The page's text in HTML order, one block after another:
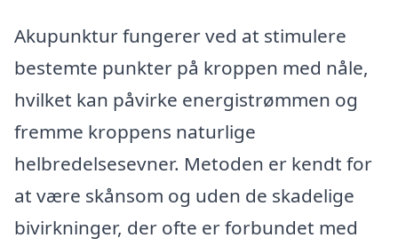
Akupunktur fungerer ved at stimulere
bestemte punkter på kroppen med nåle,
hvilket kan påvirke energistrømmen og
fremme kroppens naturlige
helbredelsesevner. Metoden er kendt for
at være skånsom og uden de skadelige
bivirkninger, der ofte er forbundet med